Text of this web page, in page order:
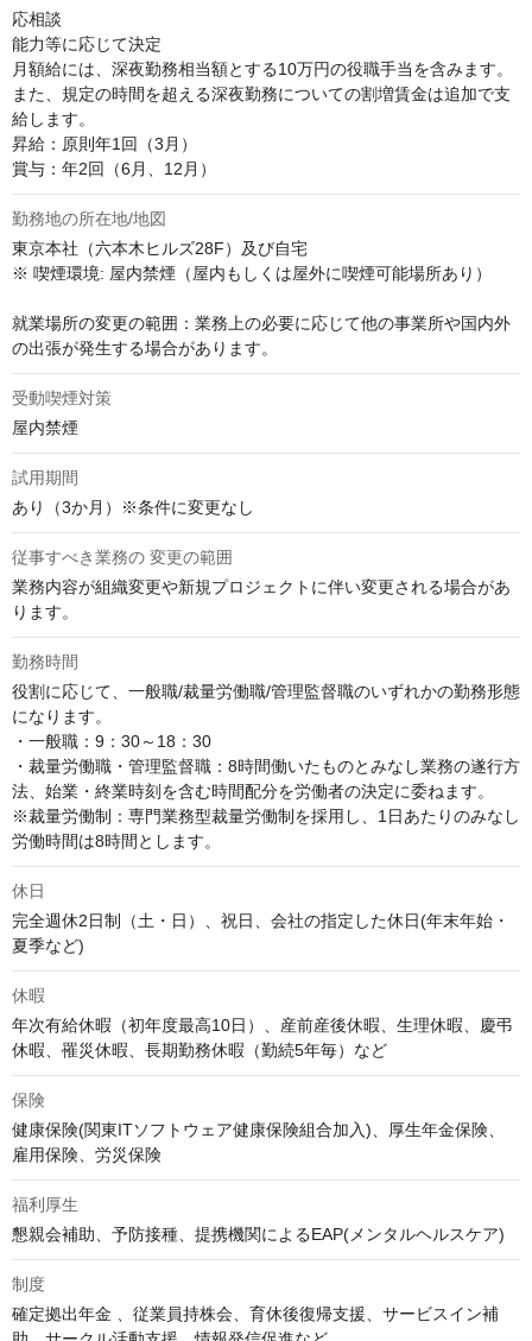
応相談
能力等に応じて決定
月額給には、深夜勤務相当額とする10万円の役職手当を含みます。
また、規定の時間を超える深夜勤務についての割増賃金は追加で支
給します。
昇給：原則年1回（3月）
賞与：年2回（6月、12月）
勤務地の所在地/地図
東京本社（六本木ヒルズ28F）及び自宅
※ 喫煙環境: 屋内禁煙（屋内もしくは屋外に喫煙可能場所あり）
就業場所の変更の範囲：業務上の必要に応じて他の事業所や国内外
の出張が発生する場合があります。
受動喫煙対策
屋内禁煙
試用期間
あり（3か月）※条件に変更なし
従事すべき業務の 変更の範囲
業務内容が組織変更や新規プロジェクトに伴い変更される場合があ
ります。
勤務時間
役割に応じて、一般職/裁量労働職/管理監督職のいずれかの勤務形態
になります。
・一般職：9：30～18：30
・裁量労働職・管理監督職：8時間働いたものとみなし業務の遂行方
法、始業・終業時刻を含む時間配分を労働者の決定に委ねます。
※裁量労働制：専門業務型裁量労働制を採用し、1日あたりのみなし
労働時間は8時間とします。
休日
完全週休2日制（土・日）、祝日、会社の指定した休日(年末年始・
夏季など)
休暇
年次有給休暇（初年度最高10日）、産前産後休暇、生理休暇、慶弔
休暇、罹災休暇、長期勤務休暇（勤続5年毎）など
保険
健康保険(関東ITソフトウェア健康保険組合加入)、厚生年金保険、
雇用保険、労災保険
福利厚生
懇親会補助、予防接種、提携機関によるEAP(メンタルヘルスケア)
制度
確定拠出年金 、従業員持株会、育休後復帰支援、サービスイン補